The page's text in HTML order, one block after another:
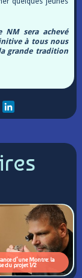
NM sera achevé
à tous nous
grande tradition
Yahoo
d’une Montre: la
du projet 1/2